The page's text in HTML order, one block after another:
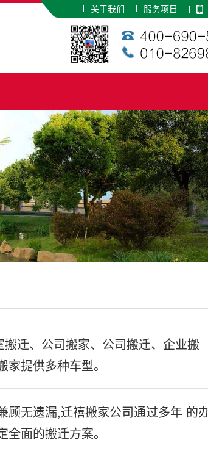
关于我们 服务项目
迁、公司搬家、公司搬迁、企业搬
提供多种车型。
顾无遗漏,迁禧搬家公司通过多年 的
面的搬迁方案。